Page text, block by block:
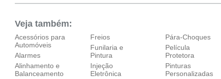
Veja também:
Acessórios para
Automóveis
Alarmes
Alinhamento e
Balanceamento
Freios
Funilaria e
Pintura
Injeção
Eletrônica
Pára-Choques
Película
Protetora
Pinturas
Personalizadas